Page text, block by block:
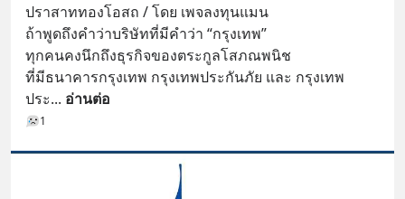
ปราสาททองโอสถ / โดย เพจลงทุนแมน
ถ้าพูดถึงคำว่าบริษัทที่มีคำว่า “กรุงเทพ”
ทุกคนคงนึกถึงธุรกิจของตระกูลโสภณพนิช
ที่มีธนาคารกรุงเทพ กรุงเทพประกันภัย และ กรุงเทพ
ประ... อ่านต่อ
1